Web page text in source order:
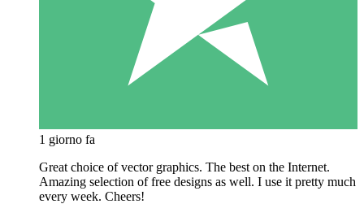
1 giorno fa
Great choice of vector graphics. The best on the Internet.
Amazing selection of free designs as well. I use it pretty much
every week. Cheers!